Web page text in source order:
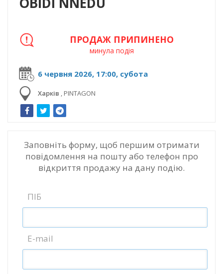
6 червня 2026, 17:00, субота
Харків , PINTAGON
ПРОДАЖ ПРИПИНЕНО
минула подія
Заповніть форму, щоб першим отримати
повідомлення на пошту або телефон про
відкриття продажу на дану подію.
ПІБ
E-mail